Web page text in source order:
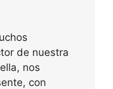
de nuestra
nos
con